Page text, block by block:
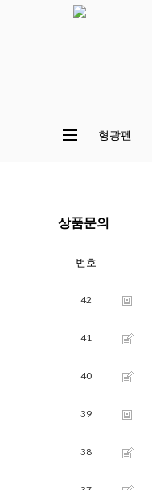
형광펜
상품문의
번호
42
41
40
39
38